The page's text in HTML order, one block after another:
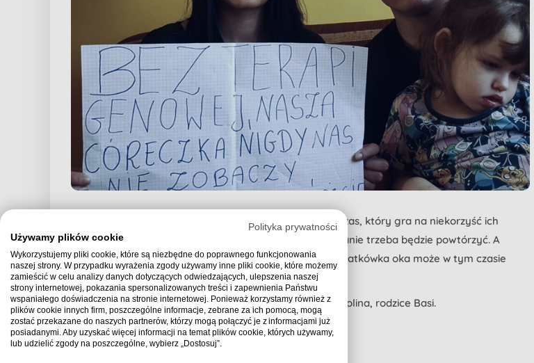
Rodzice Basi podkreślają, że oprócz pieniędzy liczy się czas, który gra na niekorzyść ich
dziecka. Jeżeli nie uda się szybko zebrać ww. sumy, badanie trzeba będzie powtórzyć. A
wtedy mogłoby się okazać się, że jest już za późno, bo siatkówka oka może w tym czasie
umrzeć.
Dlatego bardzo prosimy o pomoc – apeluje Janusz i Karolina, rodzice Basi.
Licytacje na Facebooku
Polityka prywatności
Używamy plików cookie
Wykorzystujemy pliki cookie, które są niezbędne do poprawnego funkcjonowania
naszej strony. W przypadku wyrażenia zgody używamy inne pliki cookie, które możemy
zamieścić w celu analizy danych dotyczących odwiedzających, ulepszenia naszej
strony internetowej, pokazania spersonalizowanych treści i zapewnienia Państwu
wspaniałego doświadczenia na stronie internetowej. Ponieważ korzystamy również z
plików cookie innych firm, poszczególne informacje, zebrane za ich pomocą, mogą
zostać przekazane do naszych partnerów, którzy mogą połączyć je z informacjami już
posiadanymi. Aby uzyskać więcej informacji na temat plików cookie, których używamy,
lub udzielić zgody na poszczególne, wybierz „Dostosuj”.